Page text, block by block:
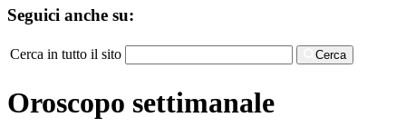
Seguici anche su:
Cerca in tutto il sito Cerca
Oroscopo settimanale